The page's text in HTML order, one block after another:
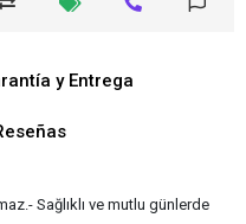
y Entrega
Sağlıklı ve mutlu günlerde